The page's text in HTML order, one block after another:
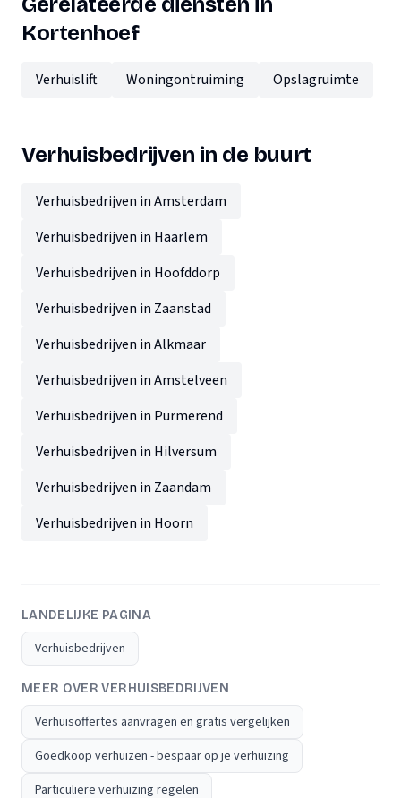
Kortenhoef
Verhuislift Woningontruiming Opslagruimte
Verhuisbedrijven in de buurt
Verhuisbedrijven in Amsterdam
Verhuisbedrijven in Haarlem
Verhuisbedrijven in Hoofddorp
Verhuisbedrijven in Zaanstad
Verhuisbedrijven in Alkmaar
Verhuisbedrijven in Amstelveen
Verhuisbedrijven in Purmerend
Verhuisbedrijven in Hilversum
Verhuisbedrijven in Zaandam
Verhuisbedrijven in Hoorn
LANDELIJKE PAGINA
Verhuisbedrijven
MEER OVER VERHUISBEDRIJVEN
Verhuisoffertes aanvragen en gratis vergelijken
Goedkoop verhuizen - bespaar op je verhuizing
Particuliere verhuizing regelen